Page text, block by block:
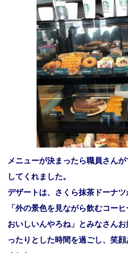
メニューが決まったら職員さん
してくれました。
デザートは、さくら抹茶ドーナツ
「外の景色を見ながら飲むコー
おいしいんやろね」とみなさん
ったりとした時間を過ごし、笑